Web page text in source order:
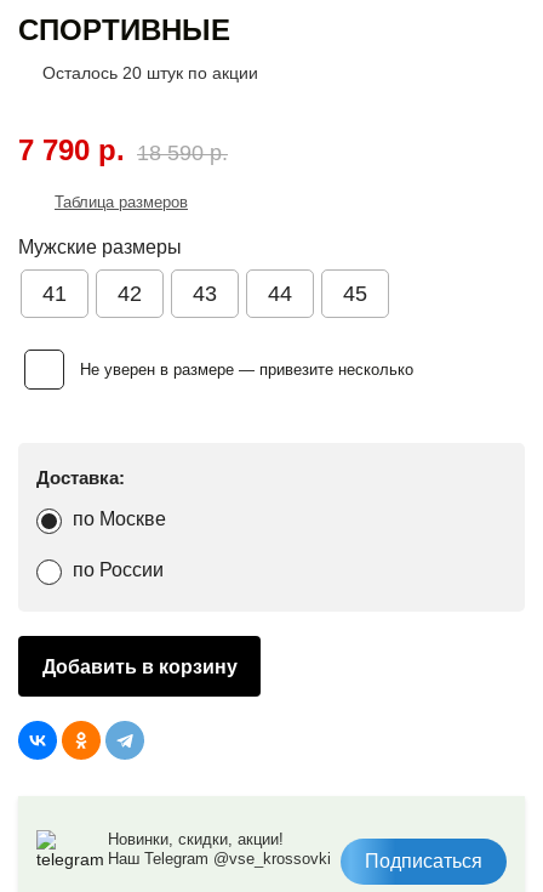
СПОРТИВНЫЕ
Осталось 20 штук по акции
7 790 р. 18 590 р.
Таблица размеров
Мужские размеры
41 42 43 44 45
Не уверен в размере — привезите несколько
Доставка:
по Москве
по России
Добавить в корзину
Новинки, скидки, акции!
Наш Telegram @vse_krossovki
Подписаться